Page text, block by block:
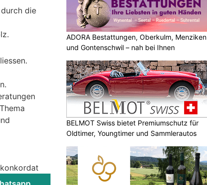
die
ADORA Bestattungen, Oberkulm, Menziken
und Gontenschwil – nah bei Ihnen
BELMOT Swiss bietet Premiumschutz für
Oldtimer, Youngtimer und Sammlerautos